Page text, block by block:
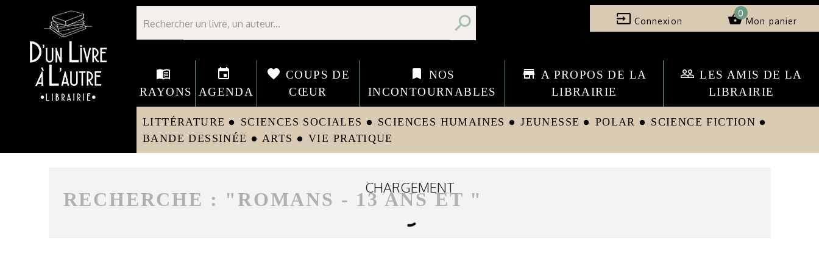
Librairie D'un livre à l'autre - Avranches
search input Connexion shopping_basket
0
Mon panier
menu_book
RAYONS
event
AGENDA
favorite COUPS DE
CŒUR
bookmark
NOS
INCONTOURNABLES
store A PROPOS DE LA
LIBRAIRIE
people_outline LES AMIS DE LA
LIBRAIRIE
LITTÉRATURE circle SCIENCES SOCIALES circle SCIENCES HUMAINES circle JEUNESSE circle POLAR circle SCIENCE FICTION circle
BANDE DESSINÉE circle ARTS circle VIE PRATIQUE
RECHERCHE : "ROMANS - 13 ANS ET "
CHARGEMENT